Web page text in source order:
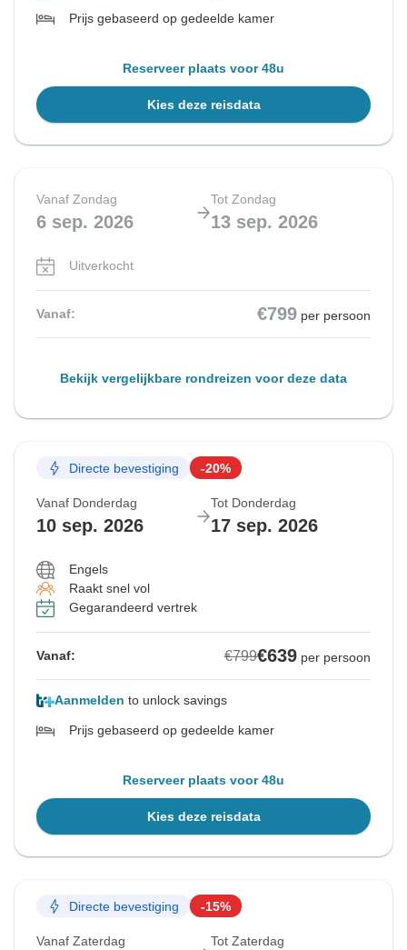
Prijs gebaseerd op gedeelde kamer
Reserveer plaats voor 48u
Kies deze reisdata
Vanaf Zondag
6 sep. 2026
Tot Zondag
13 sep. 2026
Uitverkocht
Vanaf: €799 per persoon
Bekijk vergelijkbare rondreizen voor deze data
Directe bevestiging -20%
Vanaf Donderdag
10 sep. 2026
Tot Donderdag
17 sep. 2026
Engels
Raakt snel vol
Gegarandeerd vertrek
Vanaf: €799€639 per persoon
Aanmelden to unlock savings
Prijs gebaseerd op gedeelde kamer
Reserveer plaats voor 48u
Kies deze reisdata
Directe bevestiging -15%
Vanaf Zaterdag Tot Zaterdag